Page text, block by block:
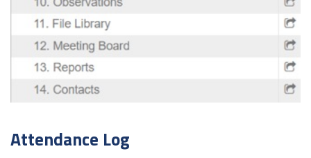
Attendance Log